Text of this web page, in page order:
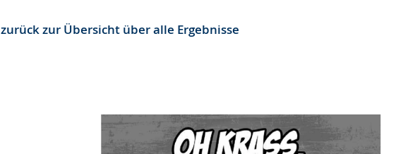
zurück zur Übersicht über alle Ergebnisse